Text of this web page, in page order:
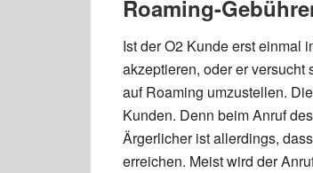
Roaming-
Ist der O2 Kunde erst einmal
akzeptieren, oder er
auf Roaming umzustellen.
Kunden. Denn beim Anruf
Ärgerlicher ist allerdings,
erreichen. Meist wird der